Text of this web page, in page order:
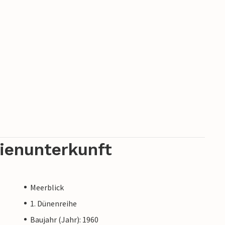
Meerblick
1. Dünenreihe
Baujahr (Jahr): 1960